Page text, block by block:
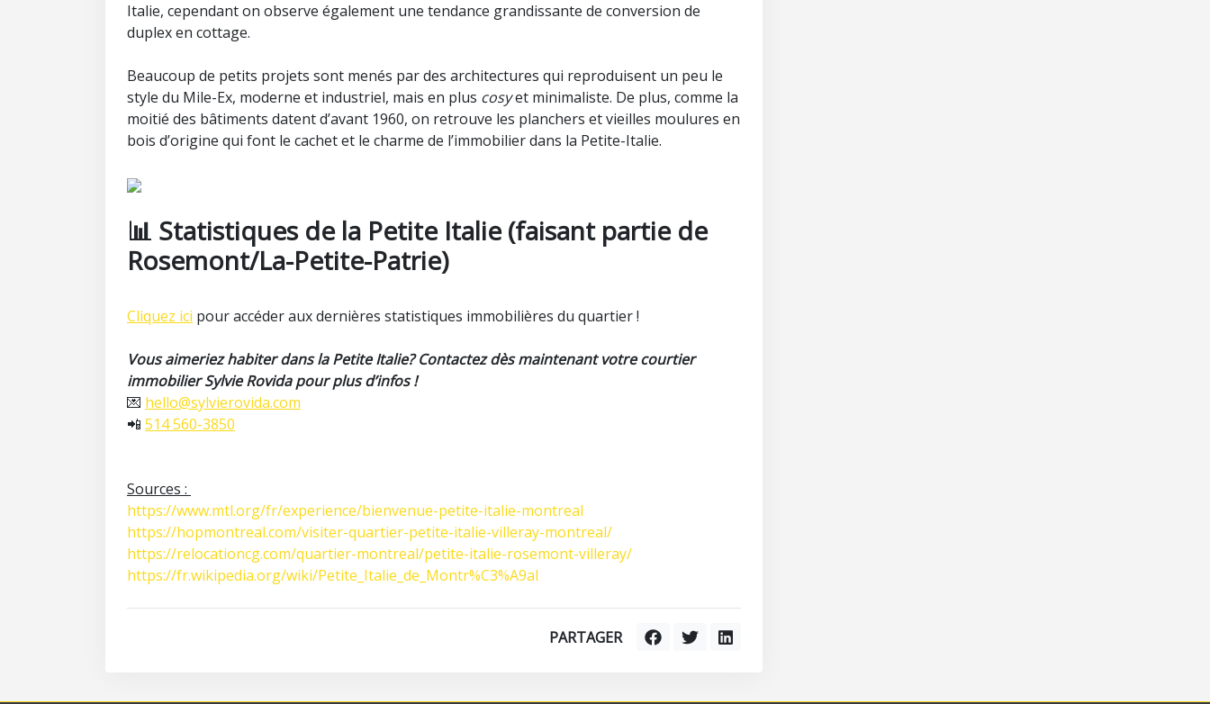
Italie, cependant on observe également une tendance grandissante de conversion de
duplex en cottage.
Beaucoup de petits projets sont menés par des architectures qui reproduisent un peu le
style du Mile-Ex, moderne et industriel, mais en plus cosyet minimaliste. De plus, comme la
moitié des bâtiments datent d’avant 1960, on retrouve les planchers et vieilles moulures en
bois d’origine qui font le cachet et le charme de l’immobilier dans la Petite-Italie.
📊 Statistiques de la Petite Italie (faisant partie de
Rosemont/La-Petite-Patrie)
Cliquez ici pour accéder aux dernières statistiques immobilières du quartier !
Vous aimeriez habiter dans la Petite Italie? Contactez dès maintenant votre courtier
immobilier Sylvie Rovida pour plus d’infos !
💌 hello@sylvierovida.com
📲 514 560-3850
Sources :
https://www.mtl.org/fr/experience/bienvenue-petite-italie-montreal
https://hopmontreal.com/visiter-quartier-petite-italie-villeray-montreal/
https://relocationcg.com/quartier-montreal/petite-italie-rosemont-villeray/
https://fr.wikipedia.org/wiki/Petite_Italie_de_Montr%C3%A9al
PARTAGER